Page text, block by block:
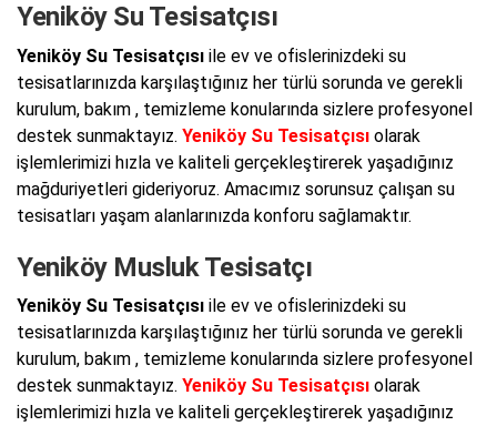
Yeniköy Su Tesisatçısı
Yeniköy Su Tesisatçısı ile ev ve ofislerinizdeki su
tesisatlarınızda karşılaştığınız her türlü sorunda ve gerekli
kurulum, bakım , temizleme konularında sizlere profesyonel
destek sunmaktayız. Yeniköy Su Tesisatçısı olarak
işlemlerimizi hızla ve kaliteli gerçekleştirerek yaşadığınız
mağduriyetleri gideriyoruz. Amacımız sorunsuz çalışan su
tesisatları yaşam alanlarınızda konforu sağlamaktır.
Yeniköy Musluk Tesisatçı
Yeniköy Su Tesisatçısı ile ev ve ofislerinizdeki su
tesisatlarınızda karşılaştığınız her türlü sorunda ve gerekli
kurulum, bakım , temizleme konularında sizlere profesyonel
destek sunmaktayız. Yeniköy Su Tesisatçısı olarak
işlemlerimizi hızla ve kaliteli gerçekleştirerek yaşadığınız